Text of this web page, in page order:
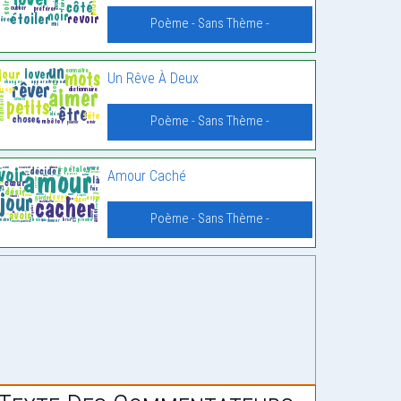
Poème - Sans Thème -
Un Rêve À Deux
Poème - Sans Thème -
Amour Caché
Poème - Sans Thème -